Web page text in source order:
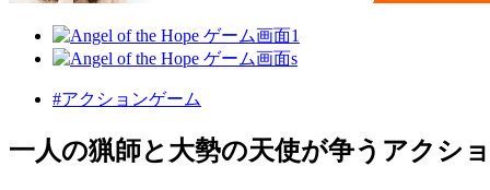
#アクションゲーム
一人の猟師と大勢の天使が争うアクシ